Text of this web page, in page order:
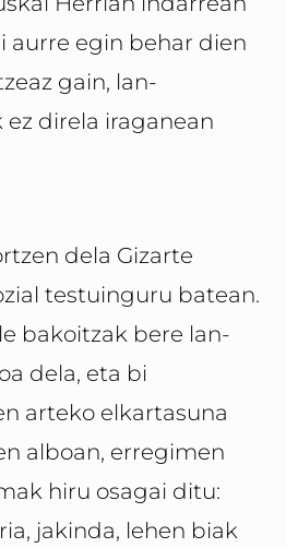
aurre egin behar dien
gain, lan-
direla iraganean
dela Gizarte
testuinguru batean.
bakoitzak bere lan-
dela, eta bi
arteko elkartasuna
alboan, erregimen
hiru osagai ditu:
jakinda, lehen biak